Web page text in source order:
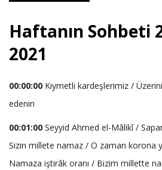
Haftanın Sohbeti
2021
00:00:00 Kıymetli kardeşlerimiz /
edenin
00:01:00 Seyyid Ahmed el-Mâlikî /
Sizin millete namaz / O zaman korona
Namaza iştirâk oranı / Bizim millette